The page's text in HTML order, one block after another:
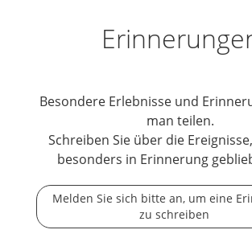
Besondere Erlebnisse und
man teilen.
Schreiben Sie über die
besonders in Erinnerung
Melden Sie sich bitte an, um eine
zu schreiben